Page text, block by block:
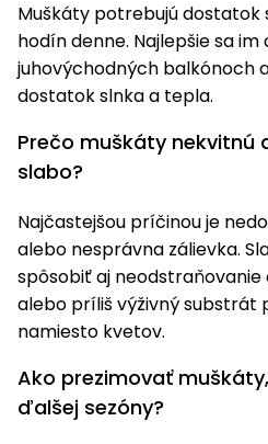
Muškáty potrebujú dostatok
hodín denne. Najlepšie sa
juhovýchodných balkónoch
dostatok slnka a tepla.
Prečo muškáty nekvitnú
slabo?
Najčastejšou príčinou je
alebo nesprávna zálievka.
spôsobiť aj
alebo príliš výživný substrát
namiesto kvetov.
Ako prezimovať
ďalšej sezóny?